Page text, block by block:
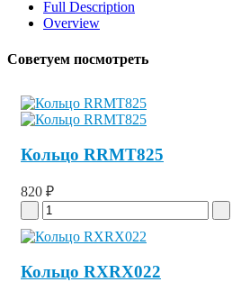
Full Description
Overview
Советуем посмотреть
Кольцо RRMT825
820 ₽
Кольцо RXRX022